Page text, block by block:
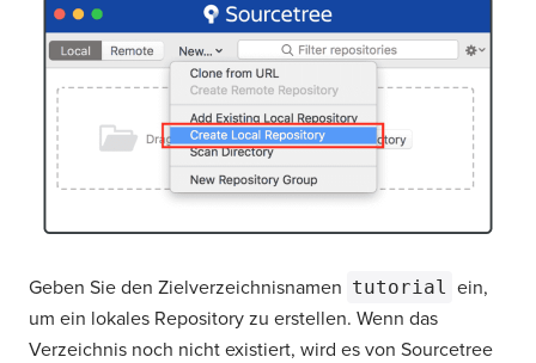
Geben Sie den Zielverzeichnisnamen tutorial ein,
um ein lokales Repository zu erstellen. Wenn das
Verzeichnis noch nicht existiert, wird es von Sourcetree